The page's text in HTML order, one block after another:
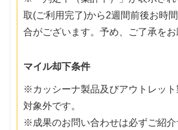
取(ご利用完了)から2週間前後お時
合がございます。予め、ご了承をお
マイル却下条件
※カッシーナ製品及びアウトレッ
対象外です。
※成果のお問い合わせは必ずご紹介